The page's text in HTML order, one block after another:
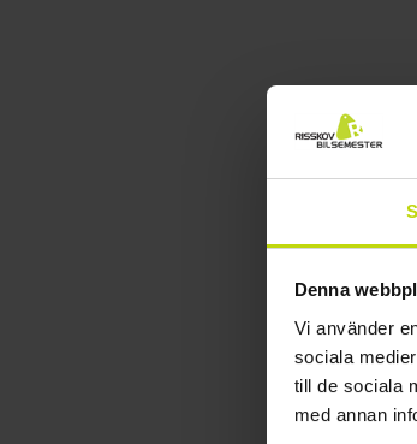
Denna
Vi använder
sociala
till de sociala
med annan